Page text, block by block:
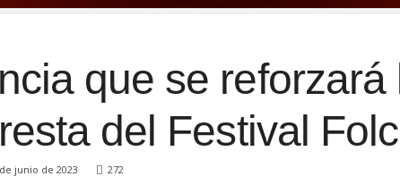
que se reforzará
del Festival
junio de 2023 272